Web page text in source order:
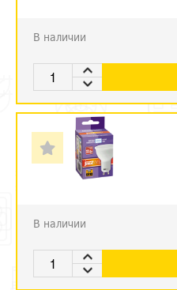
В наличии
В наличии